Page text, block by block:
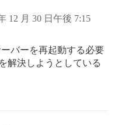
12 月 30 日午後 7:15
バーを再起動する必要
解決しようとしている